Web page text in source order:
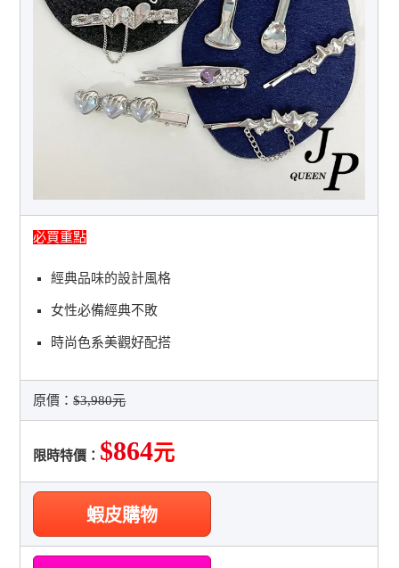
必買重點
經典品味的設計風格
女性必備經典不敗
時尚色系美觀好配搭
原價：$3,980元
限時特價： $864元
蝦皮購物